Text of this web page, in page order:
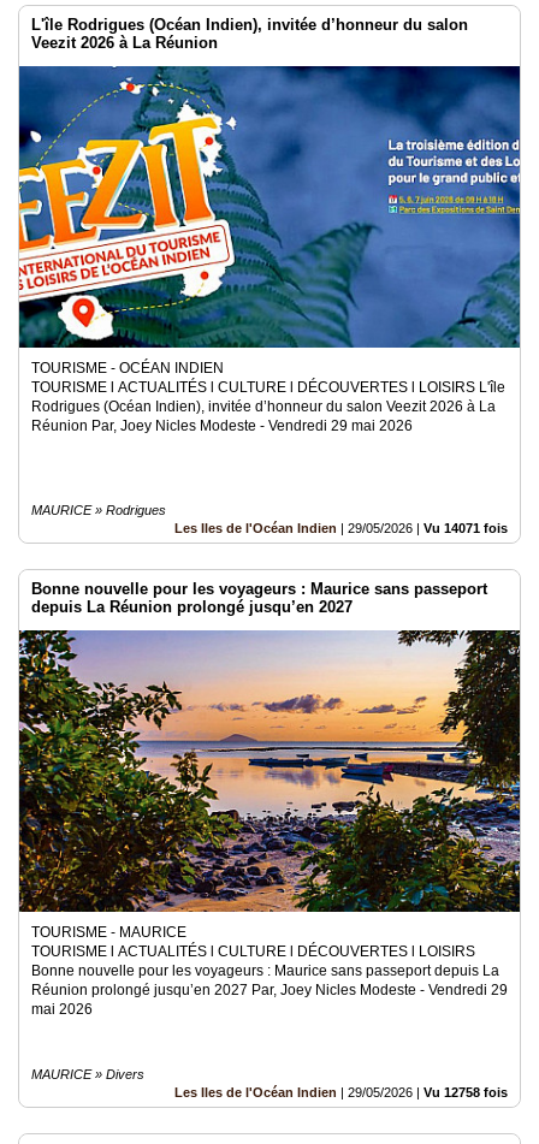
L'île Rodrigues (Océan Indien), invitée d’honneur du salon
Veezit 2026 à La Réunion
TOURISME - OCÉAN INDIEN
TOURISME l ACTUALITÉS l CULTURE l DÉCOUVERTES l LOISIRS L'île
Rodrigues (Océan Indien), invitée d’honneur du salon Veezit 2026 à La
Réunion Par, Joey Nicles Modeste - Vendredi 29 mai 2026
MAURICE » Rodrigues
Les Iles de l'Océan Indien | 29/05/2026 | Vu 14071 fois
Bonne nouvelle pour les voyageurs : Maurice sans passeport
depuis La Réunion prolongé jusqu’en 2027
TOURISME - MAURICE
TOURISME l ACTUALITÉS l CULTURE l DÉCOUVERTES l LOISIRS
Bonne nouvelle pour les voyageurs : Maurice sans passeport depuis La
Réunion prolongé jusqu’en 2027 Par, Joey Nicles Modeste - Vendredi 29
mai 2026
MAURICE » Divers
Les Iles de l'Océan Indien | 29/05/2026 | Vu 12758 fois